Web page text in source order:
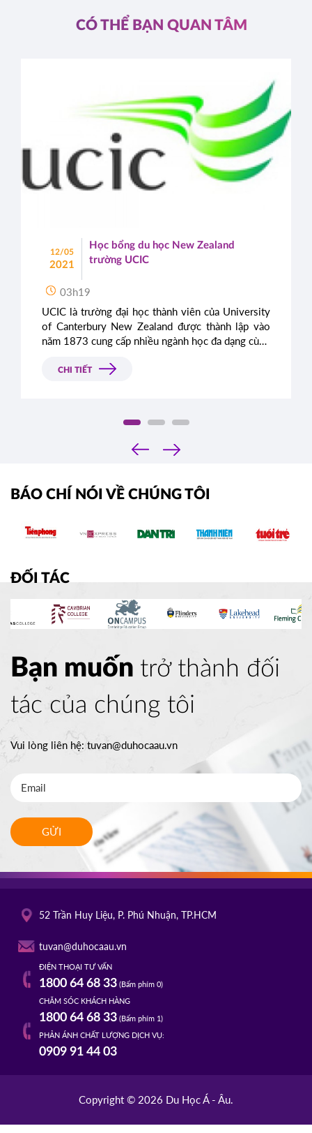
CÓ THỂ BẠN QUAN TÂM
12/05
2021
Học bổng du học New Zealand
trường UCIC
03h19
UCIC là trường đại học thành viên của University
of Canterbury New Zealand được thành lập vào
năm 1873 cung cấp nhiều ngành học đa dạng cùng
CHI TIẾT
‹
›
BÁO CHÍ NÓI VỀ CHÚNG TÔI
ĐỐI TÁC
Bạn muốn trở thành đối
tác của chúng tôi
Vui lòng liên hệ:tuvan@duhocaau.vn
GỬI
52 Trần Huy Liệu, P. Phú Nhuận, TP.HCM
tuvan@duhocaau.vn
ĐIỆN THOẠI TƯ VẤN
1800 64 68 33(Bấm phím 0)
CHĂM SÓC KHÁCH HÀNG
1800 64 68 33(Bấm phím 1)
PHẢN ÁNH CHẤT LƯỢNG DỊCH VỤ:
0909 91 44 03
Copyright © 2026 Du Học Á - Âu.